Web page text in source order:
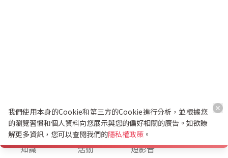
知識 活動 短影音
K幣兌換
我們使用本身的Cookie和第三方的Cookie進行分析，並根據您
的瀏覽習慣和個人資料向您展示與您的偏好相關的廣告。如欲瞭
解更多資訊，您可以查閱我們的隱私權政策 。